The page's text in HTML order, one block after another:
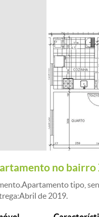
no bairro
tipo,
de 2019.